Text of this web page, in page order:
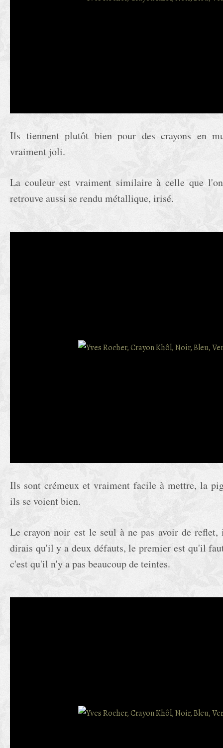
Ils tiennent plutôt bien pour des crayons en
vraiment joli.
La couleur est vraiment similaire à celle que
retrouve aussi se rendu métallique, irisé.
Ils sont crémeux et vraiment facile à mettre, la
ils se voient bien.
Le crayon noir est le seul à ne pas avoir de
dirais qu'il y a deux défauts, le premier est qu'il
c'est qu'il n'y a pas beaucoup de teintes.